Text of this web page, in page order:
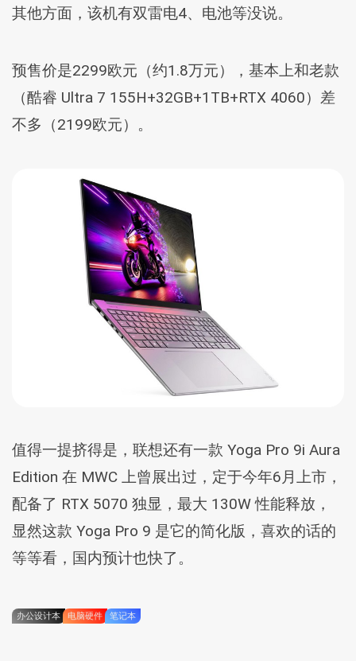
其他方面，该机有双雷电4、电池等没说。
预售价是2299欧元（约1.8万元），基本上和老款
（酷睿 Ultra 7 155H+32GB+1TB+RTX 4060）差
不多（2199欧元）。
值得一提挤得是，联想还有一款 Yoga Pro 9i Aura
Edition 在 MWC 上曾展出过，定于今年6月上市，
配备了 RTX 5070 独显，最大 130W 性能释放，
显然这款 Yoga Pro 9 是它的简化版，喜欢的话的
等等看，国内预计也快了。
办公设计本 电脑硬件 笔记本